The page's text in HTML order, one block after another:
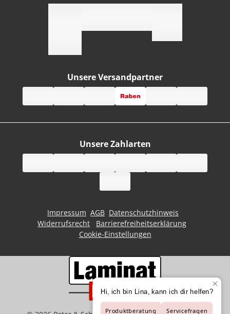
Unsere Zahlarten
Unsere Versandpartner
Impressum AGB Datenschutzhinweis
Widerrufsrecht
Barrierefreiheitserklärung
Cookie-Einstellungen